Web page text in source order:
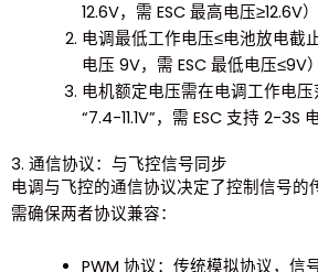
12.6V，需 ESC 最高电压≥12.6V）
电调最低工作电压≤电池放电截
电压 9V，需 ESC 最低电压≤9V）
电机额定电压需在电调工作电
“7.4-11.1V”，需 ESC 支持 2-3S
3. 通信协议：与飞控信号同步
电调与飞控的通信协议决定了控制信号的
需确保两者协议兼容：
PWM 协议：传统模拟协议，信